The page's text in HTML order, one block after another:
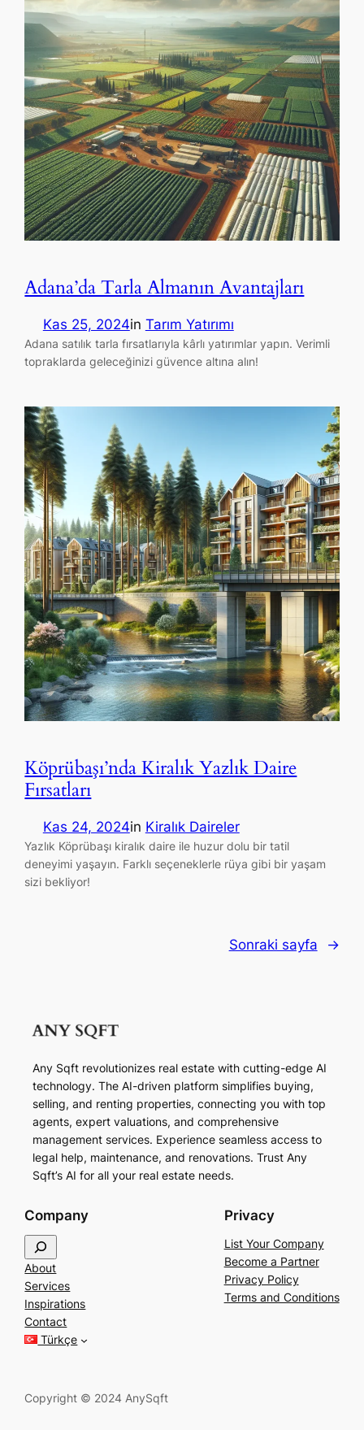
Adana’da Tarla Almanın Avantajları
Kas 25, 2024in Tarım Yatırımı
Adana satılık tarla fırsatlarıyla kârlı yatırımlar yapın. Verimli
topraklarda geleceğinizi güvence altına alın!
Köprübaşı’nda Kiralık Yazlık Daire
Fırsatları
Kas 24, 2024in Kiralık Daireler
Yazlık Köprübaşı kiralık daire ile huzur dolu bir tatil
deneyimi yaşayın. Farklı seçeneklerle rüya gibi bir yaşam
sizi bekliyor!
Sonraki sayfa →
Any Sqft revolutionizes real estate with cutting-edge AI
technology. The AI-driven platform simplifies buying,
selling, and renting properties, connecting you with top
agents, expert valuations, and comprehensive
management services. Experience seamless access to
legal help, maintenance, and renovations. Trust Any
Sqft’s AI for all your real estate needs.
Company
e
a
r
c
h
About
Services
Inspirations
Contact
Türkçe
Privacy
List Your Company
Become a Partner
Privacy Policy
Terms and Conditions
Copyright © 2024 AnySqft